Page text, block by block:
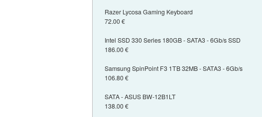
Razer Lycosa Gaming Keyboard
72.00 €
Intel SSD 330 Series 180GB - SATA3 - 6Gb/s SSD
186.00 €
Samsung SpinPoint F3 1TB 32MB - SATA3 - 6Gb/s
106.80 €
SATA - ASUS BW-12B1LT
138.00 €